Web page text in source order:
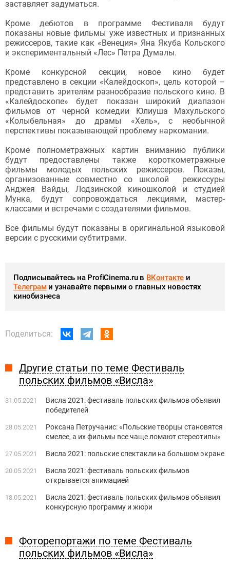
заставляет задуматься.
Кроме дебютов в программе Фестиваля будут
показаны новые фильмы уже известных и признанных
режиссеров, такие как «Венеция» Яна Якуба Кольского
и экспериментальный «Лес» Петра Думалы.
Кроме конкурсной секции, новое кино будет
представлено в секции «Калейдоскоп», цель которой –
представить зрителям разнообразие польского кино. В
«Калейдоскопе» будет показан широкий диапазон
фильмов от черной комедии Юлиуша Махульского
«Колыбельная» до драмы «Хель», с необычной
перспективы показывающей проблему наркомании.
Кроме полнометражных картин вниманию публики
будут предоставлены также короткометражные
фильмы молодых польских режиссеров. Показы,
организованные совместно со школой режиссуры
Анджея Вайды, Лодзинской киношколой и студией
Мунка, будут сопровождаться лекциями, мастер-
классами и встречами с создателями фильмов.
Все фильмы будут показаны в оригинальной языковой
версии с русскими субтитрами.
Подписывайтесь на ProfiCinema.ru в ВКонтакте и
Телеграми узнавайте первыми о главных новостях
кинобизнеса
Поделиться:
Другие статьи по теме Фестиваль
польских фильмов «Висла»
31.05.2021
Висла 2021: фестиваль польских фильмов объявил
победителей
28.05.2021
Роксана Петручанис: «Польские творцы становятся
смелее, а их фильмы все чаще ломают стереотипы»
27.05.2021 Висла 2021: польские спектакли на большом экране
20.05.2021
Висла 2021: фестиваль польских фильмов
открывается анимацией
18.05.2021
Висла 2021: фестиваль польских фильмов объявил
конкурсную программу и жюри
Фоторепортажи по теме Фестиваль
польских фильмов «Висла»